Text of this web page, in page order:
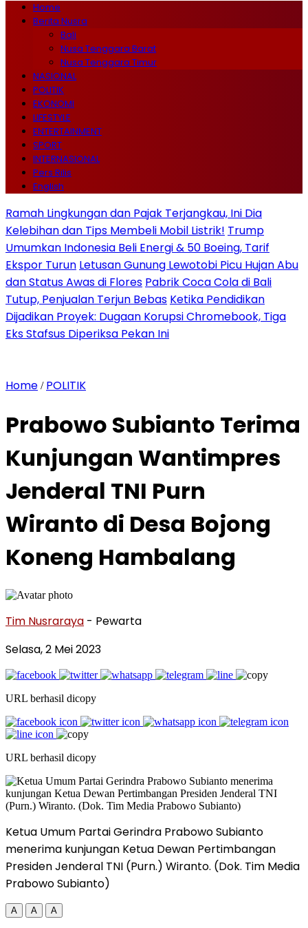
Home
Berita Nusra
Bali
Nusa Tenggara Barat
Nusa Tenggara Timur
NASIONAL
POLITIK
EKONOMI
LIFESTYLE
ENTERTAINMENT
SPORT
INTERNASIONAL
Pers Rilis
English
Ramah Lingkungan dan Pajak Terjangkau, Ini Dia
Kelebihan dan Tips Membeli Mobil Listrik! Trump
Umumkan Indonesia Beli Energi & 50 Boeing, Tarif
Ekspor Turun Letusan Gunung Lewotobi Picu Hujan Abu
dan Status Awas di Flores Pabrik Coca Cola di Bali
Tutup, Penjualan Terjun Bebas Ketika Pendidikan
Dijadikan Proyek: Dugaan Korupsi Chromebook, Tiga
Eks Stafsus Diperiksa Pekan Ini
Home / POLITIK
Prabowo Subianto Terima
Kunjungan Wantimpres
Jenderal TNI Purn
Wiranto di Desa Bojong
Koneng Hambalang
Tim Nusraraya - Pewarta
Selasa, 2 Mei 2023
URL berhasil dicopy
URL berhasil dicopy
Ketua Umum Partai Gerindra Prabowo Subianto
menerima kunjungan Ketua Dewan Pertimbangan
Presiden Jenderal TNI (Purn.) Wiranto. (Dok. Tim Media
Prabowo Subianto)
A A A